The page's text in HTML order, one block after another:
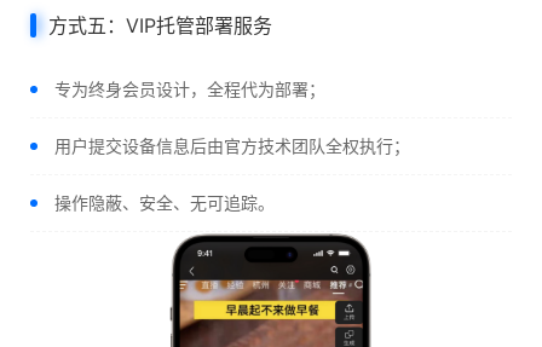
方式五：VIP托管部署服务
专为终身会员设计，全程代为部署；
用户提交设备信息后由官方技术团队全权执行；
操作隐蔽、安全、无可追踪。